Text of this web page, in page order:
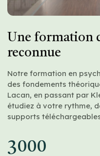
Une formation
reconnue
Notre formation en
des fondements
Lacan, en passant par
étudiez à votre rythme,
supports
3000